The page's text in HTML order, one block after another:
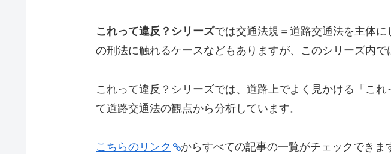
これって違反？シリーズでは交通法規＝道路交通法を主体
の刑法に触れるケースなどもありますが、このシリーズ内で
これって違反？シリーズでは、道路上でよく見かける「こ
て道路交通法の観点から分析しています。
こちらのリンク からすべての記事の一覧がチェックできま